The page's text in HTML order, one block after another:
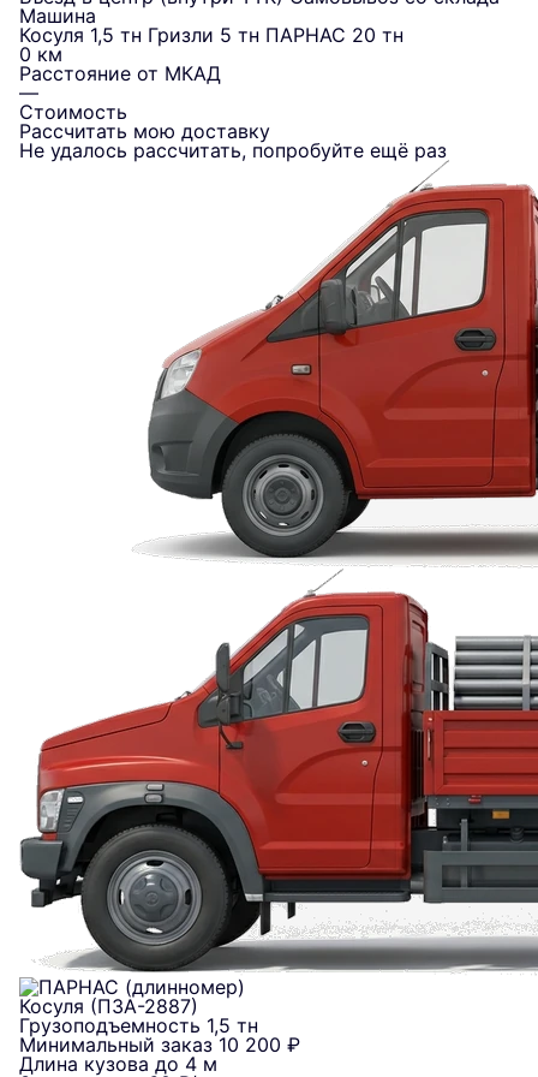
Машина
Косуля 1,5 тн Гризли 5 тн ПАРНАС 20 тн
0 км
Расстояние от МКАД
—
Стоимость
Рассчитать мою доставку
Не удалось рассчитать, попробуйте ещё раз
Косуля (ПЗА-2887)
Грузоподъемность 1,5 тн
Минимальный заказ 10 200 ₽
Длина кузова до 4 м